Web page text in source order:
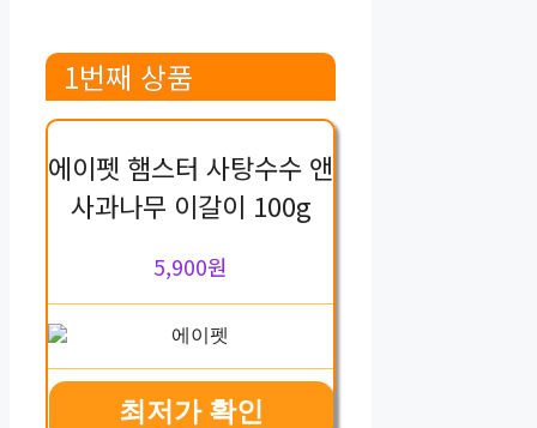
1번째 상품
에이펫 햄스터 사탕수수 앤
사과나무 이갈이 100g
5,900원
최저가 확인